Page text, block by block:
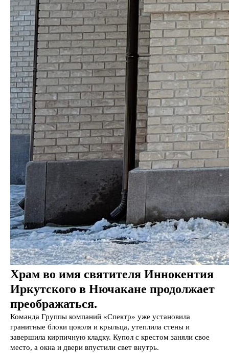
Храм во имя святителя Иннокентия
Иркутского в Нючакане продолжает
преображаться.
Команда Группы компаний «Спектр» уже установила
гранитные блоки цоколя и крыльца, утеплила стены и
завершила кирпичную кладку. Купол с крестом заняли свое
место, а окна и двери впустили свет внутрь.
© 2007–2026
ООО «Группа Спектр»
Проекты
Услуги
События
О компании
Контакты
+7 (8112) 72-72-
01
spectr@gpspectr.ru
Политика
конфиденциальности
вSupport
странца в vk
+7 (812) 448-55-
31